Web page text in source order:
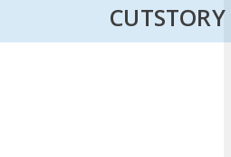
CUTSTORY